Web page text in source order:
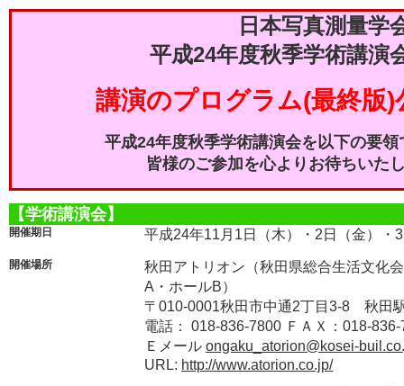
日本写真測量学
平成24年度秋季学術講演
講演のプログラム(最終版)
平成24年度秋季学術講演会を以下の要
皆様のご参加を心よりお待ちいた
【学術講演会】
開催期日 平成24年11月1日（木）・2日（金）・
開催場所
秋田アトリオン（秋田県総合生活文化
A・ホールB）
〒010-0001秋田市中通2丁目3-8 秋田
電話： 018-836-7800 ＦＡＸ：018-
Ｅメール ongaku_atorion@kosei-
URL: http://www.atorion.co.jp/